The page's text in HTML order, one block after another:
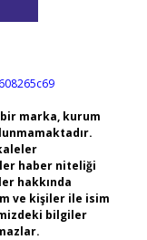
marka, kurum
haber niteliği
hakkında
ve kişiler ile isim
bilgiler